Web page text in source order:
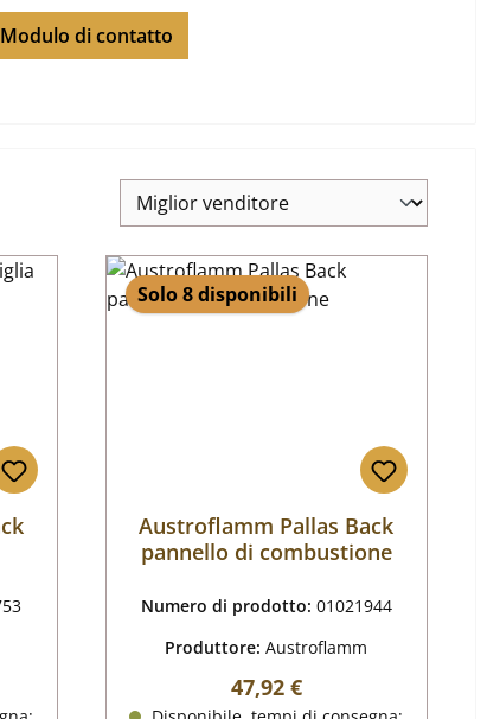
Modulo di contatto
Solo 8 disponibili
Austroflamm Pallas Back
pannello di combustione
Numero di prodotto: 01021944
Produttore:Austroflamm
Prezzo normale:
47,92 €